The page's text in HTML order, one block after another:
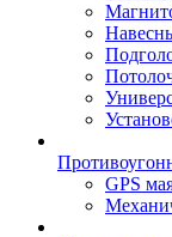
GPS